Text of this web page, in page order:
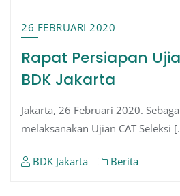
26 FEBRUARI 2020
Rapat Persiapan
BDK Jakarta
Jakarta, 26 Februari 2020.
melaksanakan Ujian CAT Seleksi
BDK Jakarta Berita